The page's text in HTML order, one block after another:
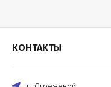
КОНТАКТЫ